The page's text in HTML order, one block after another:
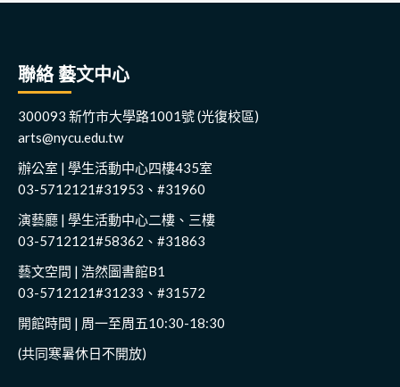
聯絡 藝文中心
300093 新竹市大學路1001號 (光復校區)
arts@nycu.edu.tw
辦公室 | 學生活動中心四樓435室
03-5712121#31953、#31960
演藝廳 | 學生活動中心二樓、三樓
03-5712121#58362、#31863
藝文空間 | 浩然圖書館B1
03-5712121#31233、#31572
開館時間 | 周一至周五10:30-18:30
(共同寒暑休日不開放)